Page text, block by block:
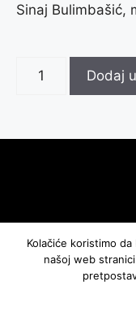
Sinaj Bulimbašić,
Dodaj
Kolačiće koristimo
našoj web